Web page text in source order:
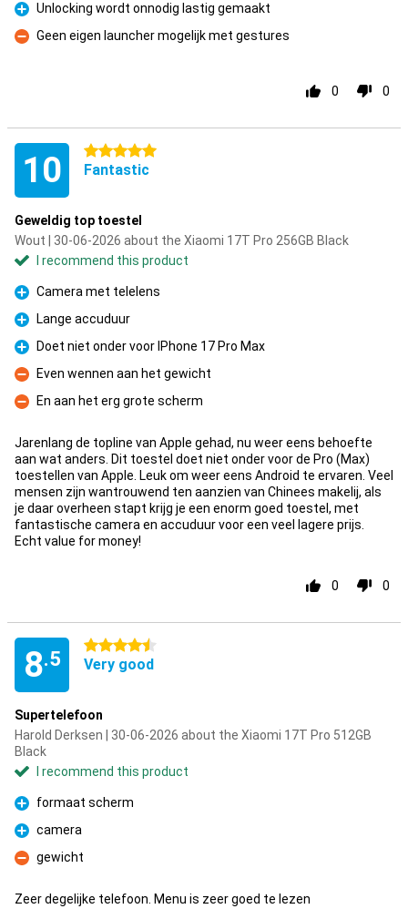
Pro
Unlocking wordt onnodig lastig gemaakt
Con
Geen eigen launcher mogelijk met gestures
0 0
10 5 stars
Fantastic
Geweldig top toestel
Wout | 30-06-2026 about the Xiaomi 17T Pro 256GB Black
I recommend this product
Pro
Camera met telelens
Pro
Lange accuduur
Pro
Doet niet onder voor IPhone 17 Pro Max
Con
Even wennen aan het gewicht
Con
En aan het erg grote scherm
Jarenlang de topline van Apple gehad, nu weer eens behoefte
aan wat anders. Dit toestel doet niet onder voor de Pro (Max)
toestellen van Apple. Leuk om weer eens Android te ervaren. Veel
mensen zijn wantrouwend ten aanzien van Chinees makelij, als
je daar overheen stapt krijg je een enorm goed toestel, met
fantastische camera en accuduur voor een veel lagere prijs.
Echt value for money!
0 0
8.5
4.5 stars
Very good
Supertelefoon
Harold Derksen | 30-06-2026 about the Xiaomi 17T Pro 512GB
Black
I recommend this product
Pro
formaat scherm
Pro
camera
Con
gewicht
Zeer degelijke telefoon. Menu is zeer goed te lezen